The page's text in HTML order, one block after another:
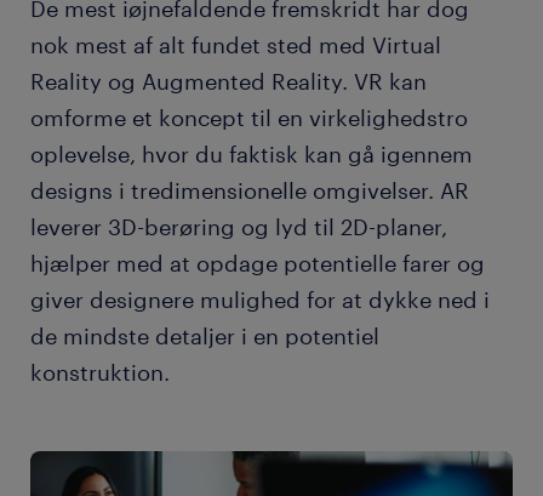
De mest iøjnefaldende fremskridt har dog
nok mest af alt fundet sted med Virtual
Reality og Augmented Reality. VR kan
omforme et koncept til en virkelighedstro
oplevelse, hvor du faktisk kan gå igennem
designs i tredimensionelle omgivelser. AR
leverer 3D-berøring og lyd til 2D-planer,
hjælper med at opdage potentielle farer og
giver designere mulighed for at dykke ned i
de mindste detaljer i en potentiel
konstruktion.